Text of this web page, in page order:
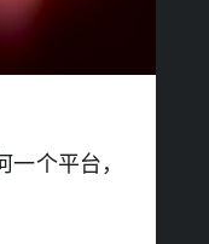
个平台，